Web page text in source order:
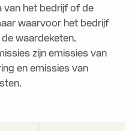
het bedrijf of de
waarvoor het bedrijf
waardeketen.
zijn emissies van
en emissies van